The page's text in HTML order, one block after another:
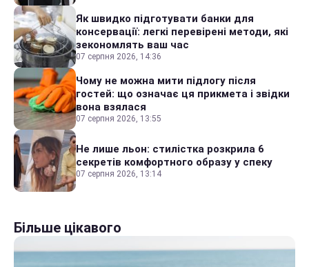
Як швидко підготувати банки для
консервації: легкі перевірені методи, які
зекономлять ваш час
07 серпня 2026, 14:36
Чому не можна мити підлогу після
гостей: що означає ця прикмета і звідки
вона взялася
07 серпня 2026, 13:55
Не лише льон: стилістка розкрила 6
секретів комфортного образу у спеку
07 серпня 2026, 13:14
Більше цікавого